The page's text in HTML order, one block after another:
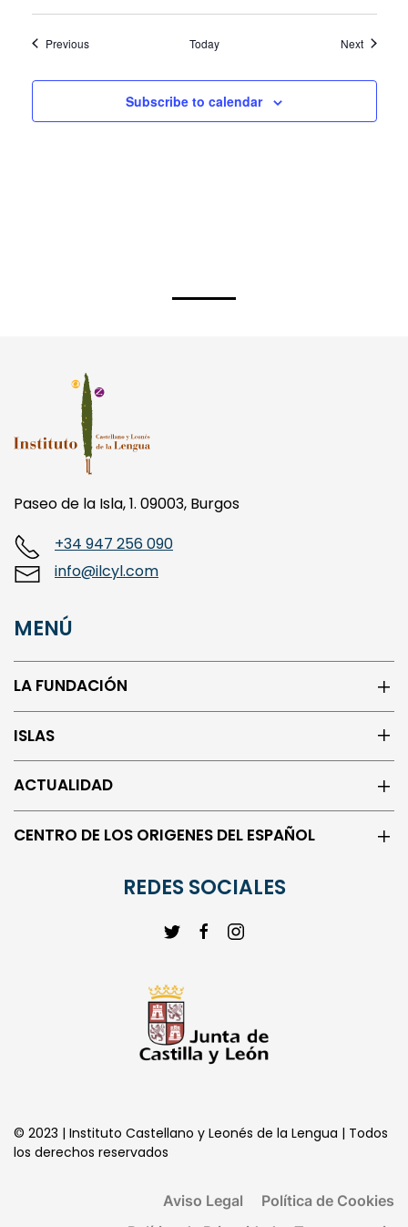
PreviousEvents Today NextEvents
Subscribe to calendar
Paseo de la Isla, 1. 09003, Burgos
+34 947 256 090
info@ilcyl.com
MENÚ
LA FUNDACIÓN
ISLAS
ACTUALIDAD
CENTRO DE LOS ORIGENES DEL ESPAÑOL
REDES SOCIALES
© 2023 | Instituto Castellano y Leonés de la Lengua | Todos
los derechos reservados
Aviso Legal
Política de Cookies